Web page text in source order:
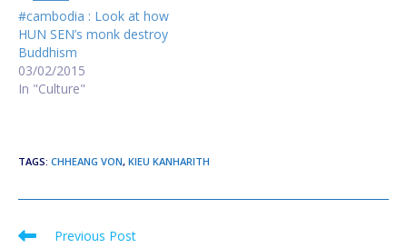
#cambodia : Look at how
HUN SEN’s monk destroy
Buddhism
03/02/2015
In "Culture"
TAGS: CHHEANG VON, KIEU KANHARITH
Read
Previous Post